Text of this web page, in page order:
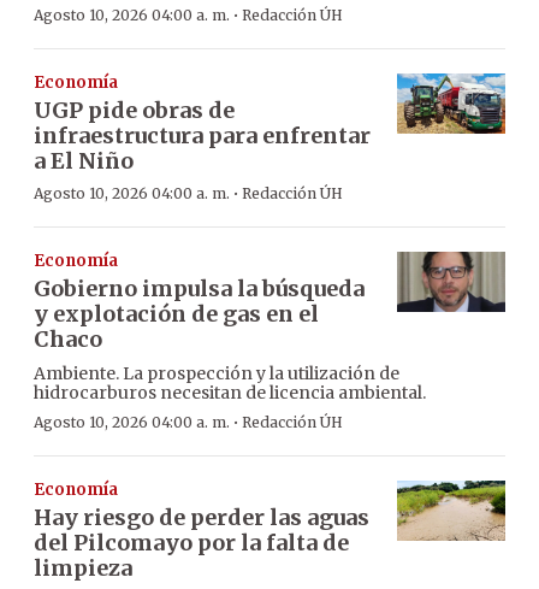
Agosto 10, 2026 04:00 a. m. · Redacción ÚH
Economía
UGP pide obras de
infraestructura para enfrentar
a El Niño
Agosto 10, 2026 04:00 a. m. · Redacción ÚH
Economía
Gobierno impulsa la búsqueda
y explotación de gas en el
Chaco
Ambiente. La prospección y la utilización de
hidrocarburos necesitan de licencia ambiental.
Agosto 10, 2026 04:00 a. m. · Redacción ÚH
Economía
Hay riesgo de perder las aguas
del Pilcomayo por la falta de
limpieza